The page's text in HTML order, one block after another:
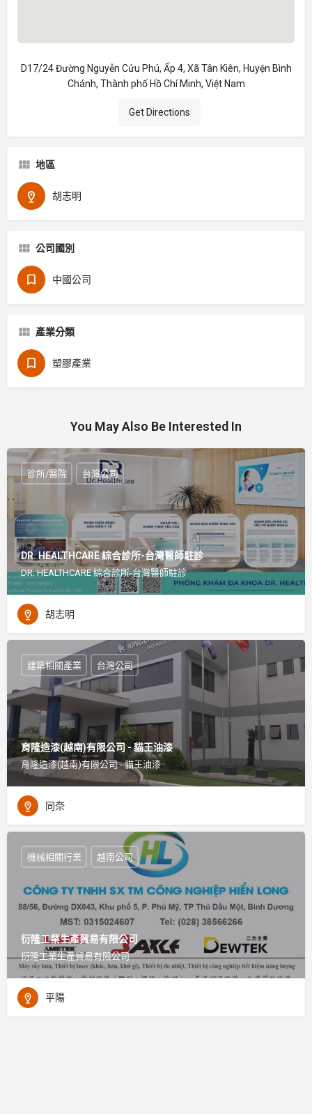
D17/24 Đường Nguyễn Cửu Phú, Ấp 4, Xã Tân Kiên, Huyện Bình
Chánh, Thành phố Hồ Chí Minh, Việt Nam
Get Directions
地區
胡志明
公司國別
中國公司
產業分類
塑膠產業
You May Also Be Interested In
DR. HEALTHCARE 綜合診所-台灣醫師駐診
DR. HEALTHCARE 綜合診所-台灣醫師駐診
診所/醫院 台灣公司
胡志明
育隆造漆(越南)有限公司 - 貓王油漆
育隆造漆(越南)有限公司 - 貓王油漆
建築相關產業 台灣公司
同奈
衍隆工業生產貿易有限公司
衍隆工業生產貿易有限公司
機械相關行業 越南公司
平陽